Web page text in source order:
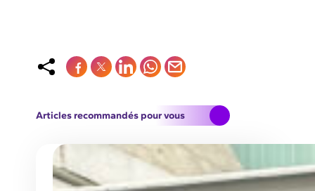
Articles recommandés pour vous